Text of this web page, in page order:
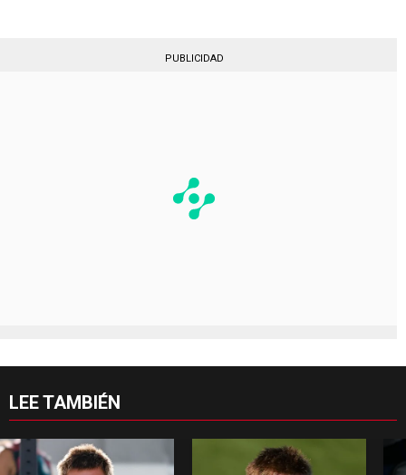
PUBLICIDAD
LEE TAMBIÉN